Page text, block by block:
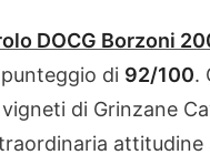
DOCG Borzoni
di 92/100.
di Grinzane